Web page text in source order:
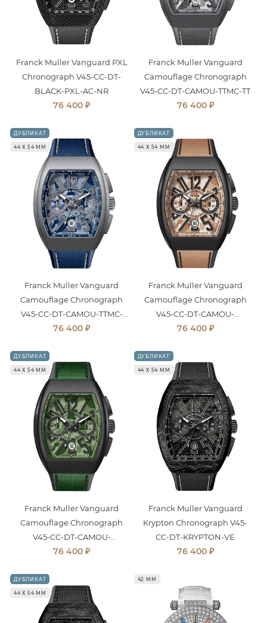
Franck Muller Vanguard PXL
Chronograph V45-CC-DT-
BLACK-PXL-AC-NR
76 400 ₽
Franck Muller Vanguard
Camouflage Chronograph
V45-CC-DT-CAMOU-TTMC-TT
76 400 ₽
ДУБЛИКАТ
44 Х 54 ММ
Franck Muller Vanguard
Camouflage Chronograph
V45-CC-DT-CAMOU-TTMC-
BL
76 400 ₽
ДУБЛИКАТ
44 Х 54 ММ
Franck Muller Vanguard
Camouflage Chronograph
V45-CC-DT-CAMOU-
TTNRMC-SB
76 400 ₽
ДУБЛИКАТ
44 Х 54 ММ
Franck Muller Vanguard
Camouflage Chronograph
V45-CC-DT-CAMOU-
TTNRMC-VE
76 400 ₽
ДУБЛИКАТ
44 Х 54 ММ
Franck Muller Vanguard
Krypton Chronograph V45-
CC-DT-KRYPTON-VE
76 400 ₽
ДУБЛИКАТ
44 Х 54 ММ
42 ММ